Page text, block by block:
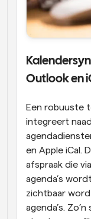
Outlook en
Een robuuste
integreert
en Apple iCal.
afspraak die
agenda’s
zichtbaar
agenda’s.